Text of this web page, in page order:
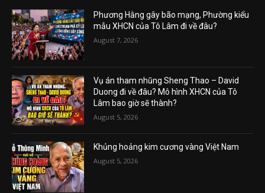
Phương Hằng gây bão mạng, Phường kiểu
mẫu XHCN của Tô Lâm đi về đâu?
August 7, 2026
Vụ án tham nhũng Sheng Thao – David
Duong đi về đâu? Mô hình XHCN của Tô
Lâm bao giờ sẽ thành?
August 5, 2026
Khủng hoảng kim cương vàng Việt Nam
August 5, 2026